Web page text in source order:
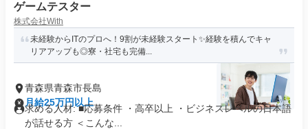
ゲームテスター
株式会社With
未経験からITのプロへ！9割が未経験スタート✨経験を積んでキャ
リアアップも◎寮・社宅も完備...
青森県青森市長島
月給25万円以上
求める人材: ■応募条件 ・高卒以上 ・ビジネスレベルの日本語
が話せる方 ＜こんな...